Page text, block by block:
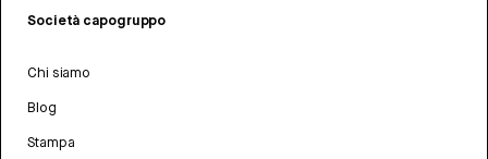
Società capogruppo
Chi siamo
Blog
Stampa